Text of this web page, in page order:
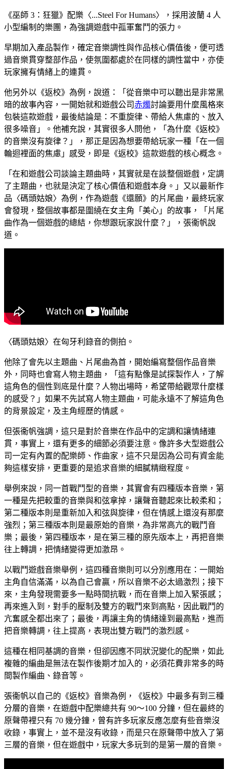
《巫師 3：狂獵》配樂〈...Steel For Humans〉，採用波蘭 4 人
小型編制的樂團，為強調遊戲中孤軍奮鬥的張力。
早期加入產品製作，確定音樂調性與作品核心價值後，便可透
過音樂貫穿整部作品，使氛圍都處於在同樣的調性當中，亦使
玩家擁有情緒上的連貫。
他另外以《返校》為例，說道：「從音樂中可以聽出是非常黑
暗的故事內容，一開始就和遊戲公司赤燭討論要用什麼風格來
包裝這款遊戲，最後結論是：不重旋律、帶給人焦慮的、放入
很多噪音」。他補充說，其實很多人問他，「為什麼《返校》
的音樂沒有旋律？」，那正是因為想要帶給玩家一種「在一個
輪迴裡面的焦慮」感受，即是《返校》這款遊戲的核心概念。
「在和遊戲公司談論主題曲時，其實就是在談整個遊戲，定調
了主題曲，也就是決定了核心價值和遊戲本身。」又以最新作
品〈碼頭姑娘〉為例，作為遊戲《還願》的片尾曲，最終玩家
會發現，整個故事都是圍繞在女主角「美心」的故事，「片尾
曲作為一個遊戲的總結，你想跟玩家說什麼？」，張衞帆說
道。
〈碼頭姑娘〉在匈牙利錄音的側拍。
他除了會先以主題曲、片尾曲為首，開始編寫整個作品音樂
外，同時也會寫人物主題曲，「這有點像是試探製作人，了解
這角色的個性到底是什麼？人物出場時，希望帶給觀眾什麼樣
的感受？」如果不先試寫人物主題曲，可能永遠不了解這角色
的背景設定，及主角經歷的情感。
但張衞帆強調，這只是對於音樂在作品中的定調和讓情緒連
貫，事實上，還有更多的細節必須要注意。像許多大型遊戲公
司一定有內置的配樂師、作曲家，這不只是因為公司有資金能
夠這樣安排，更重要的是追求音樂的細膩精緻程度。
舉例來說，同一首戰鬥型的音樂，其實會有四種版本音樂，第
一種是先把較重的音樂與和弦拿掉，讓聲音聽起來比較柔和；
第二種版本則是重新加入和弦與旋律，但在情感上還沒有那麼
強烈；第三種版本則是最原始的音樂，為非常高亢的戰鬥音
樂；最後，第四種版本，是在第三種的原先版本上，再把音樂
往上轉調，把情緒變得更加激昂。
以戰鬥遊戲音樂舉例，這四種音樂則可以分別應用在：一開始
主角自信滿滿，以為自己會贏，所以音樂不必太過激烈；接下
來，主角發現需要多一點時間抗戰，而在音樂上加入緊張感；
再來進入到，對手的壓制及雙方的戰鬥來到高點，因此戰鬥的
亢奮感全都出來了；最後，再讓主角的情緒達到最高點，進而
把音樂轉調，往上提高，表現出雙方戰鬥的激烈感。
這種在相同基調的音樂，但卻因應不同狀況變化的配樂，如此
複雜的編曲是無法在製作後期才加入的，必須花費非常多的時
間製作編曲、錄音等。
張衞帆以自己的《返校》音樂為例，《返校》中最多有到三種
分層的音樂，在遊戲中配樂總共有 90～100 分鐘，但在最終的
原聲帶裡只有 70 幾分鐘，曾有許多玩家反應怎麼有些音樂沒
收錄，事實上，並不是沒有收錄，而是只在原聲帶中放入了第
三層的音樂，但在遊戲中，玩家大多玩到的是第一層的音樂。